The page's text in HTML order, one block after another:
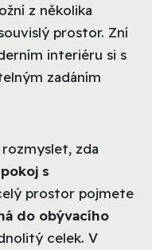
z několika
prostor. Zní
interiéru si s
zadáním
zda
s
prostor pojmete
do obývacího
celek. V